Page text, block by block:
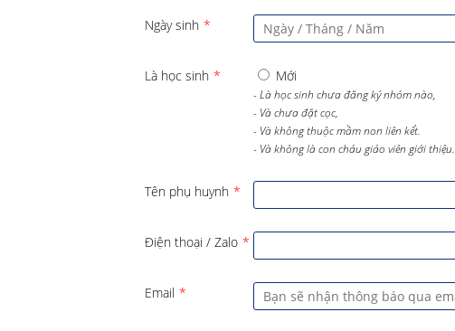
Ngày sinh *
Là học sinh * Mới
- Là học sinh chưa đăng ký nhóm nào,
- Và chưa đặt cọc,
- Và không thuộc mầm non liên kết.
- Và không là con cháu giáo viên giới thiệu.
Tên phụ huynh *
Điện thoại / Zalo *
Email *